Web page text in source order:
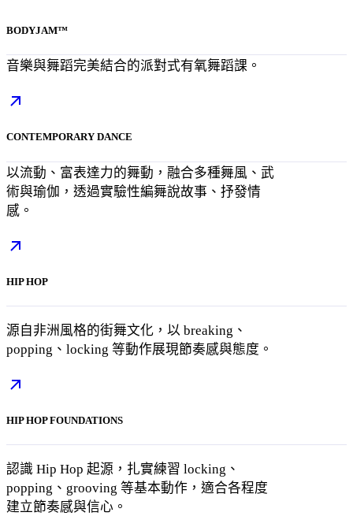
BODYJAM™
音樂與舞蹈完美結合的派對式有氧舞蹈課。
CONTEMPORARY DANCE
以流動、富表達力的舞動，融合多種舞風、武
術與瑜伽，透過實驗性編舞說故事、抒發情
感。
HIP HOP
源自非洲風格的街舞文化，以 breaking、
popping、locking 等動作展現節奏感與態度。
HIP HOP FOUNDATIONS
認識 Hip Hop 起源，扎實練習 locking、
popping、grooving 等基本動作，適合各程度
建立節奏感與信心。